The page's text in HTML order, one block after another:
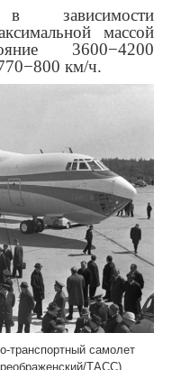
зависимости
массой
3600−4200
км/ч.
транспортный самолет
ТАСС)